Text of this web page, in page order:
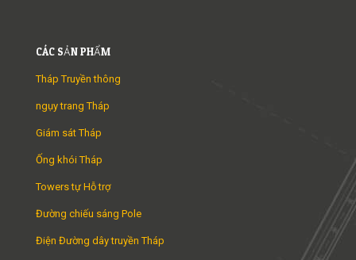
CÁC SẢN PHẨM
Tháp Truyền thông
ngụy trang Tháp
Giám sát Tháp
Ống khói Tháp
Towers tự Hỗ trợ
Đường chiếu sáng Pole
Điện Đường dây truyền Tháp